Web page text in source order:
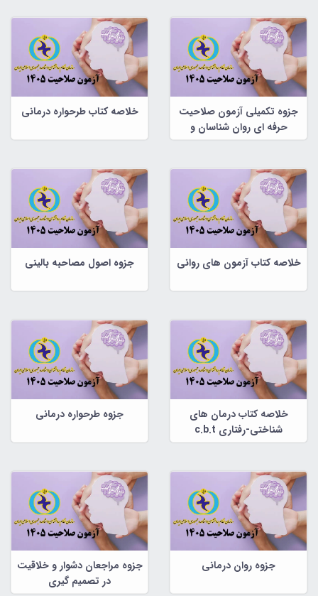
جزوه تکمیلی آزمون صلاحیت
حرفه ای روان شناسان و
مشاوران
خلاصه کتاب طرحواره درمانی
خلاصه کتاب آزمون های روانی جزوه اصول مصاحبه بالینی
خلاصه کتاب درمان های
شناختی-رفتاری c.b.t
جزوه طرحواره درمانی
جزوه روان درمانی
جزوه مراجعان دشوار و خلاقیت
در تصمیم گیری